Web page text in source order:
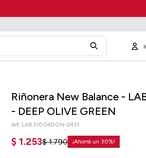
Riñonera New Balance -
- DEEP OLIVE GREEN
LAB31004DON-2431
$ 1.253$ 1.790 30